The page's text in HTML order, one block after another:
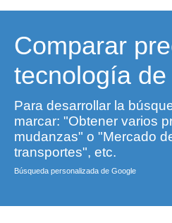
Comparar
tecnología
Para desarrollar la
marcar: "Obtener varios
mudanzas" o "Mercado
transportes", etc.
Búsqueda personalizada de Google